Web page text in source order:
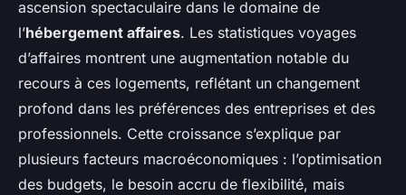
ascension spectaculaire dans le domaine de
l’hébergement affaires. Les statistiques voyages
d’affaires montrent une augmentation notable du
recours à ces logements, reflétant un changement
profond dans les préférences des entreprises et des
professionnels. Cette croissance s’explique par
plusieurs facteurs macroéconomiques : l’optimisation
des budgets, le besoin accru de flexibilité, mais